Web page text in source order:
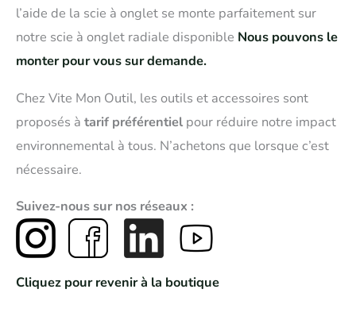
l’aide de la scie à onglet se monte parfaitement sur
notre scie à onglet radiale disponible Nous pouvons le
monter pour vous sur demande.
Chez Vite Mon Outil, les outils et accessoires sont
proposés à tarif préférentiel pour réduire notre impact
environnemental à tous. N’achetons que lorsque c’est
nécessaire.
Suivez-nous sur nos réseaux :
Cliquez pour revenir à la boutique